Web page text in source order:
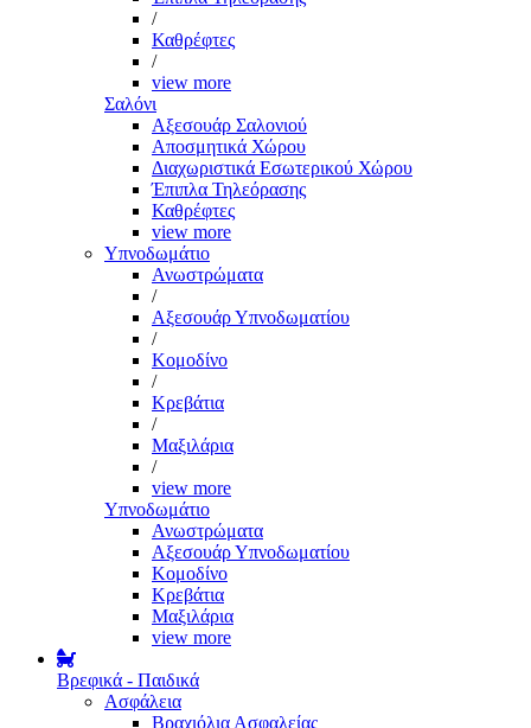
/
Καθρέφτες
/
view more
Σαλόνι
Αξεσουάρ Σαλονιού
Αποσμητικά Χώρου
Διαχωριστικά Εσωτερικού Χώρου
Έπιπλα Τηλεόρασης
Καθρέφτες
view more
Υπνοδωμάτιο
Ανωστρώματα
/
Αξεσουάρ Υπνοδωματίου
/
Κομοδίνο
/
Κρεβάτια
/
Μαξιλάρια
/
view more
Υπνοδωμάτιο
Ανωστρώματα
Αξεσουάρ Υπνοδωματίου
Κομοδίνο
Κρεβάτια
Μαξιλάρια
view more
Βρεφικά - Παιδικά
Ασφάλεια
Βραχιόλια Ασφαλείας